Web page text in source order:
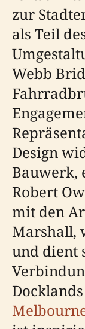
zur
als Teil
Webb
Design
Bauwerk,
Robert
mit den
Marshall,
und dient